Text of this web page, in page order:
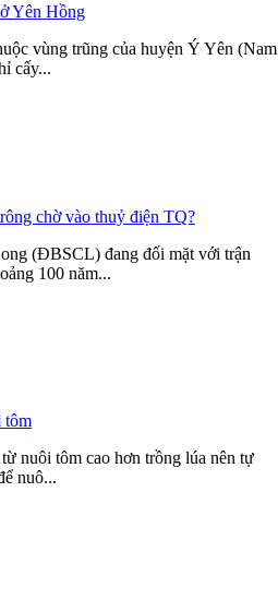
Yên Hồng
vùng trũng của huyện Ý Yên (Nam
cấy...
chờ vào thuỷ điện TQ?
(ĐBSCL) đang đối mặt với trận
100 năm...
tôm
nuôi tôm cao hơn trồng lúa nên tự
nuô...